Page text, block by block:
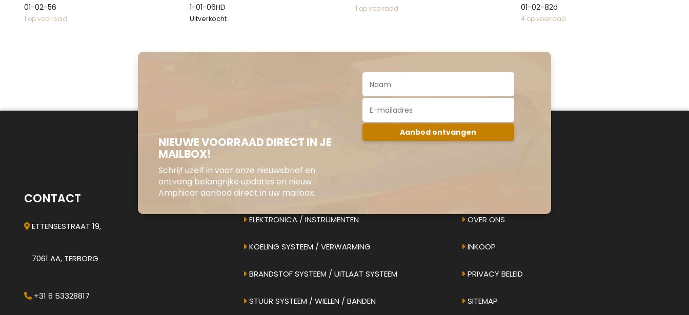
01-02-56
1 op voorraad
1-01-06HD
Uitverkocht
1 op voorraad
01-02-82d
4 op voorraad
NIEUWE VOORRAAD DIRECT IN JE
MAILBOX!
Schrijf uzelf in voor onze nieuwsbrief en
ontvang belangrijke updates en nieuw
Amphicar aanbod direct in uw mailbox.
CONTACT
ETTENSESTRAAT 19,
7061 AA, TERBORG
+31 6 53328817
ONS AANBOD
ELEKTRONICA / INSTRUMENTEN
KOELING SYSTEEM / VERWARMING
BRANDSTOF SYSTEEM / UITLAAT SYSTEEM
STUUR SYSTEEM / WIELEN / BANDEN
OVER ONS
INKOOP
PRIVACY BELEID
SITEMAP